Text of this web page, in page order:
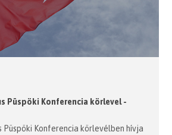
Püspöki Konferencia körlevel -
Püspöki Konferencia körlevélben hívja